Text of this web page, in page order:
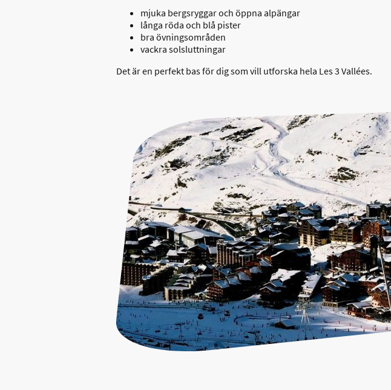
mjuka bergsryggar och öppna alpängar
långa röda och blå pister
bra övningsområden
vackra solsluttningar
Det är en perfekt bas för dig som vill utforska hela Les 3 Vallées.